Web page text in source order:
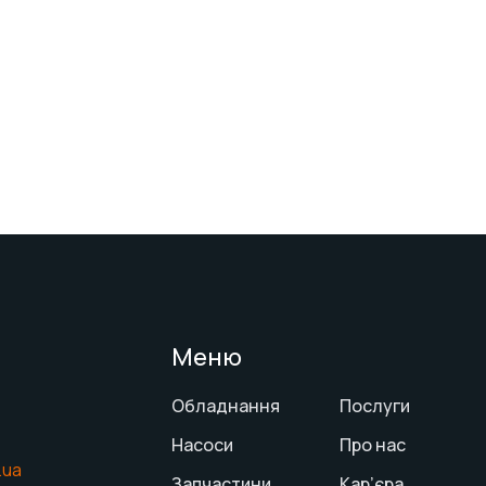
Меню
Обладнання
Насоси
Послуги
Про нас